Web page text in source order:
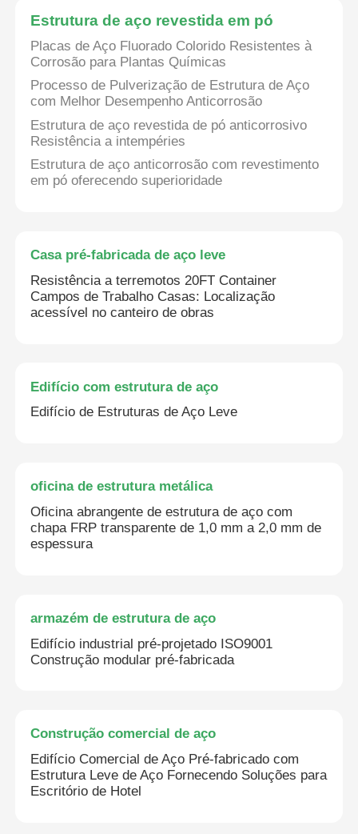
Estrutura de aço revestida em pó
Placas de Aço Fluorado Colorido Resistentes à
Corrosão para Plantas Químicas
Processo de Pulverização de Estrutura de Aço
com Melhor Desempenho Anticorrosão
Estrutura de aço revestida de pó anticorrosivo
Resistência a intempéries
Estrutura de aço anticorrosão com revestimento
em pó oferecendo superioridade
Casa pré-fabricada de aço leve
Resistência a terremotos 20FT Container
Campos de Trabalho Casas: Localização
acessível no canteiro de obras
Edifício com estrutura de aço
Edifício de Estruturas de Aço Leve
oficina de estrutura metálica
Oficina abrangente de estrutura de aço com
chapa FRP transparente de 1,0 mm a 2,0 mm de
espessura
armazém de estrutura de aço
Edifício industrial pré-projetado ISO9001
Construção modular pré-fabricada
Construção comercial de aço
Edifício Comercial de Aço Pré-fabricado com
Estrutura Leve de Aço Fornecendo Soluções para
Escritório de Hotel